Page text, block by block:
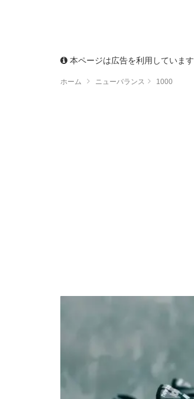
本ページは広告を利用しています
ホーム ニューバランス 1000